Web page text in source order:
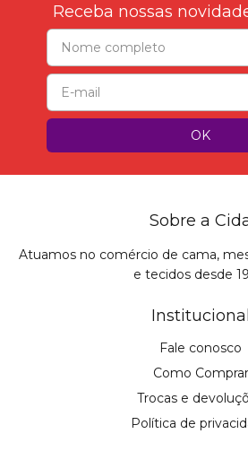
Receba nossas
Sobre a
Atuamos no comércio de cama,
e tecidos desde
Institucional
Fale conosco
Como Comprar
Trocas e
Política de